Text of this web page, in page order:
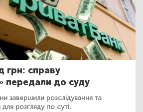
грн: справу
передали до суду
завершили розслідування та
розгляду по суті.